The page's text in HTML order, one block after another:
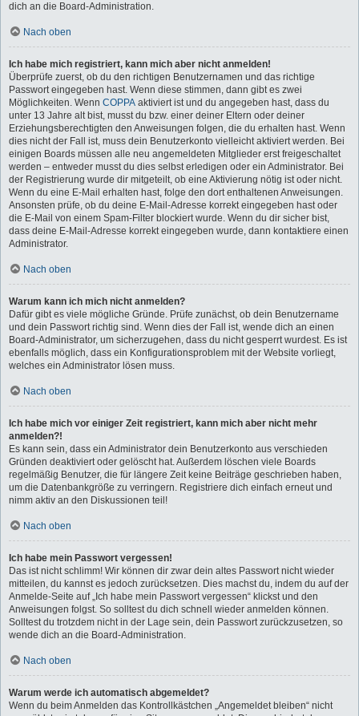
dich an die Board-Administration.
Nach oben
Ich habe mich registriert, kann mich aber nicht anmelden!
Überprüfe zuerst, ob du den richtigen Benutzernamen und das richtige
Passwort eingegeben hast. Wenn diese stimmen, dann gibt es zwei
Möglichkeiten. Wenn COPPA aktiviert ist und du angegeben hast, dass du
unter 13 Jahre alt bist, musst du bzw. einer deiner Eltern oder deiner
Erziehungsberechtigten den Anweisungen folgen, die du erhalten hast. Wenn
dies nicht der Fall ist, muss dein Benutzerkonto vielleicht aktiviert werden. Bei
einigen Boards müssen alle neu angemeldeten Mitglieder erst freigeschaltet
werden – entweder musst du dies selbst erledigen oder ein Administrator. Bei
der Registrierung wurde dir mitgeteilt, ob eine Aktivierung nötig ist oder nicht.
Wenn du eine E-Mail erhalten hast, folge den dort enthaltenen Anweisungen.
Ansonsten prüfe, ob du deine E-Mail-Adresse korrekt eingegeben hast oder
die E-Mail von einem Spam-Filter blockiert wurde. Wenn du dir sicher bist,
dass deine E-Mail-Adresse korrekt eingegeben wurde, dann kontaktiere einen
Administrator.
Nach oben
Warum kann ich mich nicht anmelden?
Dafür gibt es viele mögliche Gründe. Prüfe zunächst, ob dein Benutzername
und dein Passwort richtig sind. Wenn dies der Fall ist, wende dich an einen
Board-Administrator, um sicherzugehen, dass du nicht gesperrt wurdest. Es ist
ebenfalls möglich, dass ein Konfigurationsproblem mit der Website vorliegt,
welches ein Administrator lösen muss.
Nach oben
Ich habe mich vor einiger Zeit registriert, kann mich aber nicht mehr
anmelden?!
Es kann sein, dass ein Administrator dein Benutzerkonto aus verschieden
Gründen deaktiviert oder gelöscht hat. Außerdem löschen viele Boards
regelmäßig Benutzer, die für längere Zeit keine Beiträge geschrieben haben,
um die Datenbankgröße zu verringern. Registriere dich einfach erneut und
nimm aktiv an den Diskussionen teil!
Nach oben
Ich habe mein Passwort vergessen!
Das ist nicht schlimm! Wir können dir zwar dein altes Passwort nicht wieder
mitteilen, du kannst es jedoch zurücksetzen. Dies machst du, indem du auf der
Anmelde-Seite auf „Ich habe mein Passwort vergessen“ klickst und den
Anweisungen folgst. So solltest du dich schnell wieder anmelden können.
Solltest du trotzdem nicht in der Lage sein, dein Passwort zurückzusetzen, so
wende dich an die Board-Administration.
Nach oben
Warum werde ich automatisch abgemeldet?
Wenn du beim Anmelden das Kontrollkästchen „Angemeldet bleiben“ nicht